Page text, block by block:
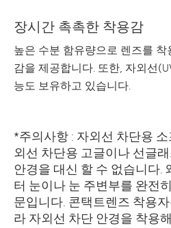
장시간 촉촉한 착용감
높은 수분 함유량으로 렌즈를
감을 제공합니다. 또한, 자외선
능도 보유하고 있습니다.
*주의사항 : 자외선 차단용
외선 차단용 고글이나 선글
안경을 대신 할 수 없습니다.
터 눈이나 눈 주변부를 완전
문입니다. 콘택트렌즈 착용
라 자외선 차단 안경을 착용